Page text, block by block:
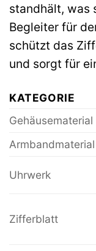
standhält, was
Begleiter für
schützt das
und sorgt für
KATEGORIE
Gehäusematerial
Armbandmaterial
Uhrwerk
Zifferblatt